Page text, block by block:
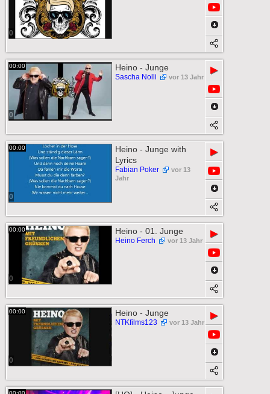
0
00:00
0
Heino - Junge
Sascha Nolli vor 13 Jahr
▶
00:00
0
Heino - Junge with
Lyrics
Fabian Poker
vor 13
Jahr
▶
00:00
0
Heino - 01. Junge
Heino Ferch vor 13 Jahr
▶
00:00
0
Heino - Junge
NTKfilms123 vor 13 Jahr
▶